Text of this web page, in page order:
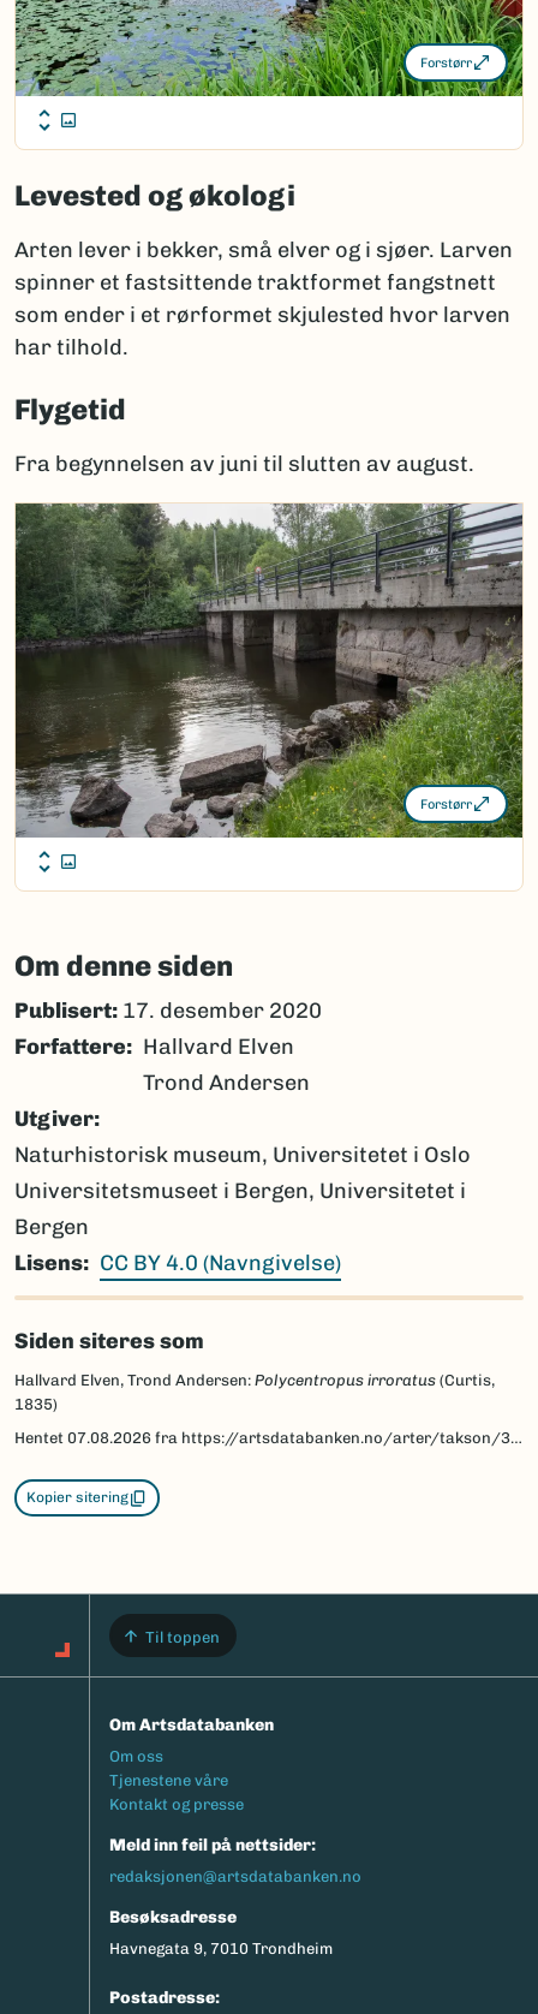
Forstørr
Levested og økologi
Arten lever i bekker, små elver og i sjøer. Larven
spinner et fastsittende traktformet fangstnett
som ender i et rørformet skjulested hvor larven
har tilhold.
Flygetid
Fra begynnelsen av juni til slutten av august.
Forstørr
Om denne siden
Publisert: 17. desember 2020
Forfattere
Hallvard Elven
Trond Andersen
Utgiver
Naturhistorisk museum, Universitetet i Oslo
Universitetsmuseet i Bergen, Universitetet i
Bergen
Lisens
CC BY 4.0 (Navngivelse)
Siden siteres som
Hallvard Elven, Trond Andersen: Polycentropus irroratus (Curtis,
1835)
Hentet 07.08.2026 fra https://artsdatabanken.no/arter/takson/32969/beskrivelse
Kopier sitering
Til toppen
Om Artsdatabanken
Footermeny
Om oss
Tjenestene våre
Kontakt og presse
Meld inn feil på nettsider:
redaksjonen@artsdatabanken.no
Besøksadresse
Havnegata 9, 7010 Trondheim
Postadresse: